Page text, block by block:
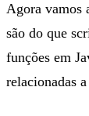
Agora vamos
são do que
funções em
relacionadas